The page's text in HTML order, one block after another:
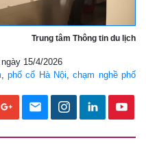
Trung tâm Thông tin du lịch
15/4/2026
phố cổ Hà Nội ,chạm nghề phố